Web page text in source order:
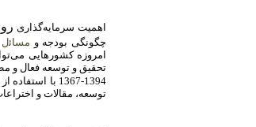
اهمیت سرمایه‌گذاری
چگونگی بودجه و مساﺋل
امروزه کشورهایی
تحقیق و توسعه فعال و
1394-1367 با استفاده از روش خودرگرسیون با وقفه‌های گسترده (
توسعه، مقالات و